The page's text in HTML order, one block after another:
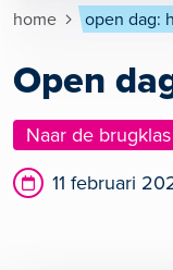
home open dag:
Open
Naar de brugklas
Datum11 februari